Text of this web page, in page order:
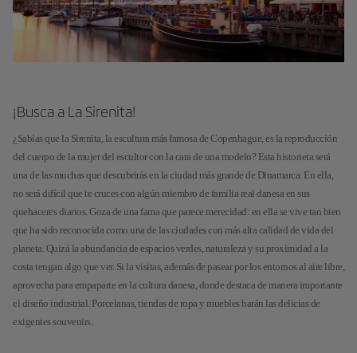
¡Busca a La Sirenita!
¿Sabías que la Sirenita, la escultura más famosa de Copenhague, es la reproducción
del cuerpo de la mujer del escultor con la cara de una modelo? Esta historieta será
una de las muchas que descubrirás en la ciudad más grande de Dinamarca. En ella,
no será difícil que te cruces con algún miembro de familia real danesa en sus
quehaceres diarios. Goza de una fama que parece merecidad: en ella se vive tan bien
que ha sido reconocida como una de las ciudades con más alta calidad de vida del
planeta. Quizá la abundancia de espacios verdes, naturaleza y su proximidad a la
costa tengan algo que ver. Si la visitas, además de pasear por los entornos al aire libre,
aprovecha para empaparte en la cultura danesa, donde destaca de manera importante
el diseño industrial. Porcelanas, tiendas de ropa y muebles harán las delicias de
exigentes souvenirs.